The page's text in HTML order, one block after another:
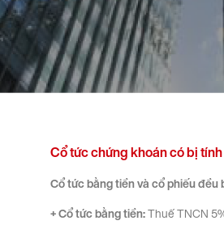
Cổ tức chứng khoán có bị
Cổ tức bằng tiền và cổ phiếu đều
+ Cổ tức bằng tiền:Thuế TNCN